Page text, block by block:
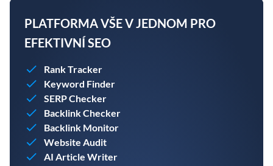
PLATFORMA VŠE V JEDNOM PRO
EFEKTIVNÍ SEO
Rank Tracker
Keyword Finder
SERP Checker
Backlink Checker
Backlink Monitor
Website Audit
AI Article Writer